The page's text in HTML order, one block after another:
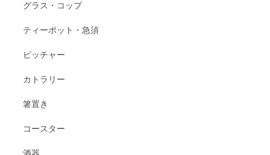
グラス・コップ
ティーポット・急須
ピッチャー
カトラリー
箸置き
コースター